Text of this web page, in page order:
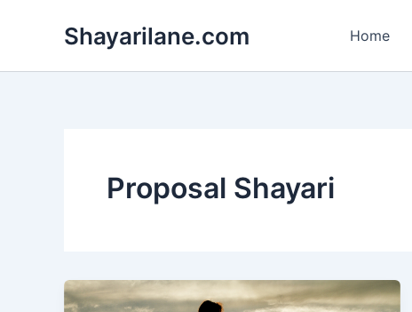
Shayarilane.com Home
Proposal Shayari